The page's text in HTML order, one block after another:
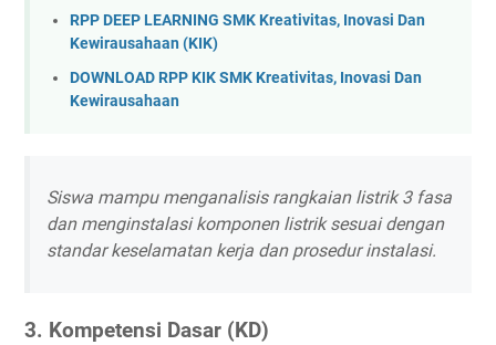
RPP DEEP LEARNING SMK Kreativitas, Inovasi Dan
Kewirausahaan (KIK)
DOWNLOAD RPP KIK SMK Kreativitas, Inovasi Dan
Kewirausahaan
Siswa mampu menganalisis rangkaian listrik 3 fasa
dan menginstalasi komponen listrik sesuai dengan
standar keselamatan kerja dan prosedur instalasi.
3. Kompetensi Dasar (KD)